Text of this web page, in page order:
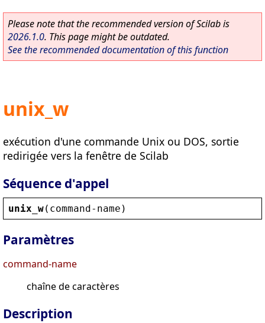
Please note that the recommended version of Scilab is
2026.1.0. This page might be outdated.
See the recommended documentation of this function
unix_w
exécution d'une commande Unix ou DOS, sortie
redirigée vers la fenêtre de Scilab
Séquence d'appel
unix_w( command- name )
Paramètres
command-name
chaîne de caractères
Description